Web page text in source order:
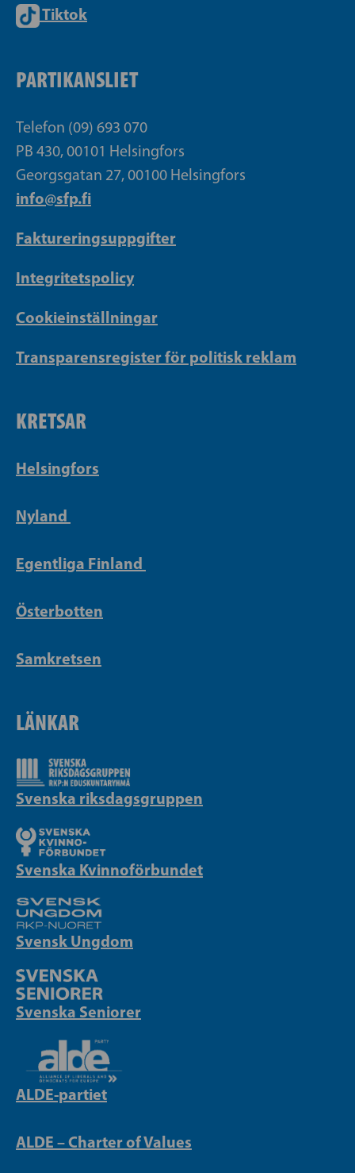
Tiktok
PARTIKANSLIET
Telefon (09) 693 070
PB 430, 00101 Helsingfors
Georgsgatan 27, 00100 Helsingfors
info@sfp.fi
Faktureringsuppgifter
Integritetspolicy
Cookieinställningar
Transparensregister för politisk reklam
KRETSAR
Helsingfors
Nyland
Egentliga Finland
Österbotten
Samkretsen
LÄNKAR
Svenska riksdagsgruppen
Svenska Kvinnoförbundet
Svensk Ungdom
Svenska Seniorer
ALDE-partiet
ALDE – Charter of Values